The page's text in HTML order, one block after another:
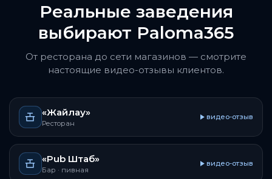
Реальные заведения
выбирают Paloma365
От ресторана до сети магазинов — смотрите
настоящие видео-отзывы клиентов.
«Жайлау»
Ресторан
видео-отзыв
«Pub Штаб»
Бар · пивная
видео-отзыв